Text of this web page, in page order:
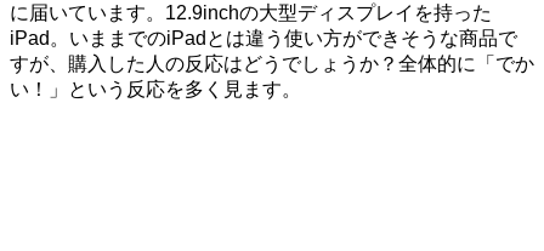
に届いています。12.9inchの大型ディスプレイを持った
iPad。いままでのiPadとは違う使い方ができそうな商品で
すが、購入した人の反応はどうでしょうか？全体的に「でか
い！」という反応を多く見ます。